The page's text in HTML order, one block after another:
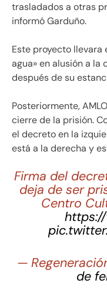
trasladados a otras
informó Garduño.
Este proyecto llevara
agua» en alusión a la
después de su
Posteriormente,
cierre de la prisión.
el decreto en la
está a la derecha y
Firma del
deja de ser
Centro
—
de